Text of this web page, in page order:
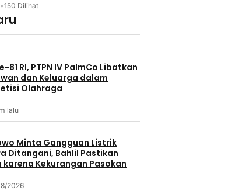
•150 Dilihat
81 RI, PTPN IV PalmCo Libatkan
dan Keluarga dalam
Olahraga
lalu
Minta Gangguan Listrik
Ditangani, Bahlil Pastikan
karena Kekurangan Pasokan
2026